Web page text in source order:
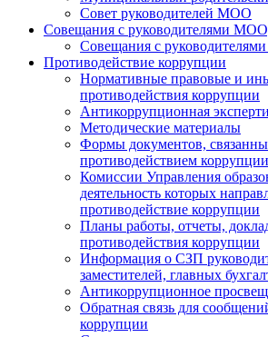
Совет руководителей МОО
Совещания с руководителями
Совещания с
Противодействие коррупции
Нормативные правовые и
противодействия коррупции
Антикоррупционная
Методические материалы
Формы документов,
противодействием
Комиссии Управления
деятельность которых
противодействие коррупции
Планы работы, отчеты,
противодействия коррупции
Информация о СЗП
заместителей, главных
Антикоррупционное
Обратная связь для
коррупции